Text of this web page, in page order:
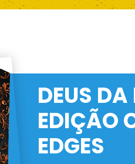
DEUS DA
EDIÇÃO
EDGES